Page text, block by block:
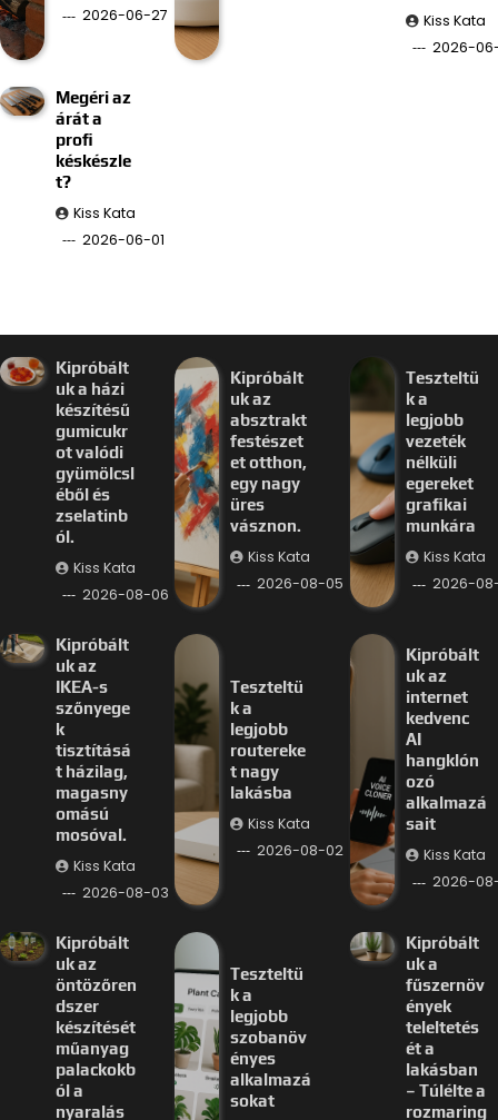
2026-06-27
Kiss Kata
2026-
Megéri az
árát a
profi
késkészle
t?
Kiss Kata
2026-06-01
Kipróbált
uk a házi
készítésű
gumicukr
ot valódi
gyümölcsl
éből és
zselatinb
ól.
Kiss Kata
2026-08-06
Kipróbált
uk az
absztrakt
festészet
et otthon,
egy nagy
üres
vásznon.
Kiss Kata
2026-08-05
Teszteltü
k a
legjobb
vezeték
nélküli
egereket
grafikai
munkára
Kiss Kata
2026-
Kipróbált
uk az
IKEA-s
szőnyege
k
tisztításá
t házilag,
magasny
omású
mosóval.
Kiss Kata
2026-08-03
Teszteltü
k a
legjobb
routereke
t nagy
lakásba
Kiss Kata
2026-08-02
Kipróbált
uk az
internet
kedvenc
AI
hangklón
ozó
alkalmazá
sait
Kiss Kata
2026-
Kipróbált
uk az
öntözőren
dszer
készítését
műanyag
palackokb
ól a
nyaralás
Teszteltü
k a
legjobb
szobanöv
ényes
alkalmazá
sokat
Kipróbált
uk a
fűszernöv
ények
teleltetés
ét a
lakásban
– Túlélte a
rozmaring